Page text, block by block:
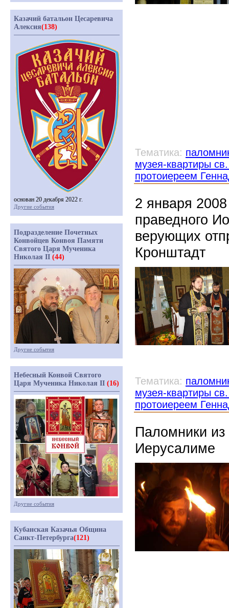
Тематика:
музея-квартиры
протоиереем
2 января
праведного
верующих
Кронштадт
Тематика:
музея-квартиры
протоиереем
Паломники из
Иерусалиме
Казачий батальон Цесаревича
Алексия(138)
основан 20 декабря 2022 г.
Другие события
Подразделение Почетных
Конвойцев Конвоя Памяти
Святого Царя Мученика
Николая II (44)
Другие события
Небесный Конвой Святого
Царя Мученика Николая II (16)
Другие события
Кубанская Казачья Община
Санкт-Петербурга(121)